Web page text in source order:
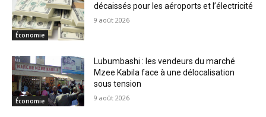
Économie
décaissés pour les aéroports et l’électricité
9 août 2026
Économie
Lubumbashi : les vendeurs du marché
Mzee Kabila face à une délocalisation
sous tension
9 août 2026